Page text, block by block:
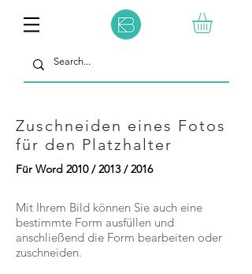
Zuschneiden eines Fotos
für den Platzhalter
Für Word 2010 / 2013 / 2016
Mit Ihrem Bild können Sie auch eine
bestimmte Form ausfüllen und
anschließend die Form bearbeiten oder
zuschneiden.